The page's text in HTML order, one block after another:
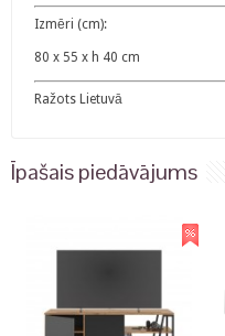
Izmēri (cm):
80 x 55 x h 40 cm
Ražots Lietuvā
Īpašais piedāvājums